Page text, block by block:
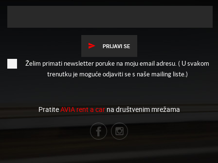
PRIJAVI SE
Želim primati newsletter poruke na moju email adresu. ( U svakom
trenutku je moguće odjaviti se s naše mailing liste.)
PratiteAVIA rent a carna društvenim mrežama